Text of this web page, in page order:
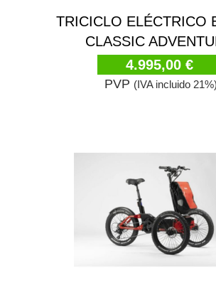
TRICICLO ELÉCTRICO
CLASSIC
4.995,00 €
PVP (IVA incluido 21%)